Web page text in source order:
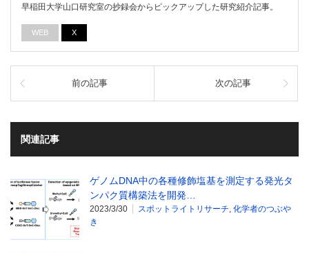
早稲田大学山口研究室の抄録会からピックアップした研究紹介記事。
WEB X
前の記事 次の記事
関連記事
ゲノムDNA中の各種修飾塩基を測定する発光タ
ンパク質構築法を開発…
2023/3/30 スポットライトリサーチ, 化学者のつぶや
き